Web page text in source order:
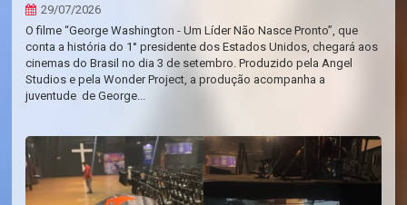
29/07/2026
O filme “George Washington - Um Líder Não Nasce Pronto”, que
conta a história do 1° presidente dos Estados Unidos, chegará aos
cinemas do Brasil no dia 3 de setembro. Produzido pela Angel
Studios e pela Wonder Project, a produção acompanha a
juventude de George...